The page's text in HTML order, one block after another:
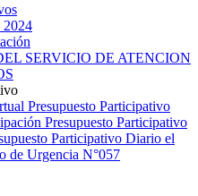
2024
SERVICIO DE ATENCION
Presupuesto Participativo
Presupuesto Participativo
Participativo Diario el
de Urgencia N°057